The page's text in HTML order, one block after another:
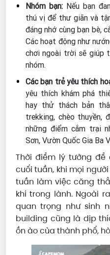
Nhóm bạn:Nếu bạn
thú vị để thư giãn và
đáng nhớ cùng bạn bè,
Các hoạt động như
chơi ngoài trời sẽ giúp
nhóm.
Các bạn trẻ yêu thích
yêu thích khám phá
hay thử thách bản
trekking, chèo thuyền,
những điểm cắm trại
Sơn, Vườn Quốc Gia Ba
Thời điểm lý tưởng
cuối tuần, khi mọi
tuần làm việc căng
khí trong lành. Ngoài
quan trọng như sinh
building cũng là dịp
ồn ào của thành phố,